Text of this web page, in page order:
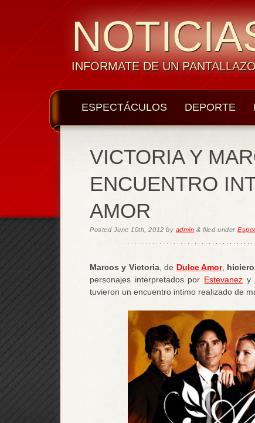
INFORMATE DE UN
ESPECTÁCULOS DEPORTE
VICTORIA Y
ENCUENTRO
AMOR
Posted June 10th, 2012 by admin & filed under
Marcos y Victoria, de Dulce Amor,
personajes interpretados por Estevanez y
tuvieron un encuentro intimo realizado de